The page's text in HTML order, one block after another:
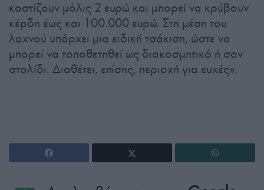
κοστίζουν μόλις 2 ευρώ και μπορεί να κρύβουν
κέρδη έως και 100.000 ευρώ. Στη μέση του
λαχνού υπάρχει μια ειδική τσάκιση, ώστε να
μπορεί να τοποθετηθεί ως διακοσμητικό ή σαν
στολίδι. Διαθέτει, επίσης, περιοχή για ευχές».